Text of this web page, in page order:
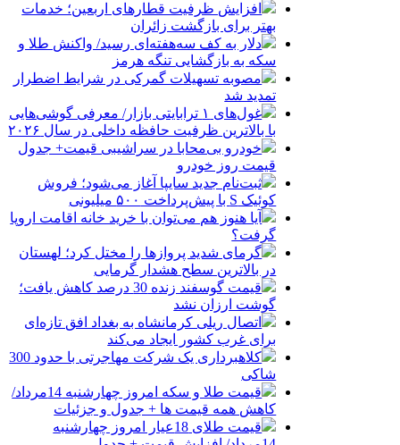
افزایش ظرفیت قطارهای اربعین؛ خدمات
بهتر برای بازگشت زائران
دلار به کف سه‌هفته‌ای رسید/ واکنش طلا و
سکه به بازگشایی تنگه هرمز
مصوبه تسهیلات گمرکی در شرایط اضطرار
تمدید شد
غول‌های ۱ ترابایتی بازار/ معرفی گوشی‌هایی
با بالاترین ظرفیت حافظه داخلی در سال ۲۰۲۶
خودرو بی‌محابا در سراشیبی قیمت+ جدول
قیمت روز خودرو
ثبت‌نام جدید سایپا آغاز می‌شود؛ فروش
کوئیک S با پیش‌پرداخت ۵۰۰ میلیونی
آیا هنوز هم می‌توان با خرید خانه اقامت اروپا
گرفت؟
گرمای شدید پروازها را مختل کرد؛ لهستان
در بالاترین سطح هشدار گرمایی
قیمت گوسفند زنده 30 درصد کاهش یافت؛
گوشت ارزان نشد
اتصال ریلی کرمانشاه به بغداد افق تازه‌ای
برای غرب کشور ایجاد می‌کند
کلاهبرداری یک شرکت مهاجرتی با حدود 300
شاکی
قیمت طلا و سکه امروز چهارشنبه 14مرداد/
کاهش همه قیمت ها + جدول و جزئیات
قیمت طلای 18عیار امروز چهارشنبه